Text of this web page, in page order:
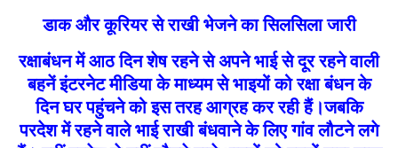
डाक और कूरियर से राखी भेजने का सिलसिला जारी
रक्षाबंधन में आठ दिन शेष रहने से अपने भाई से दूर रहने वाली
बहनें इंटरनेट मीडिया के माध्यम से भाइयों को रक्षा बंधन के
दिन घर पहुंचने को इस तरह आग्रह कर रही हैं।जबकि
परदेश में रहने वाले भाई राखी बंधवाने के लिए गांव लौटने लगे